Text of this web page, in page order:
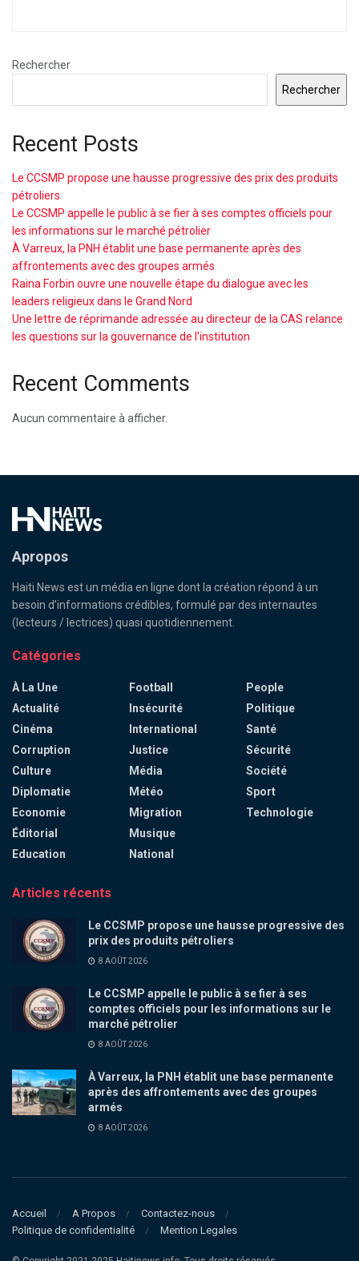
Rechercher
Rechercher
Recent Posts
Le CCSMP propose une hausse progressive des prix des produits
pétroliers
Le CCSMP appelle le public à se fier à ses comptes officiels pour
les informations sur le marché pétrolier
À Varreux, la PNH établit une base permanente après des
affrontements avec des groupes armés
Raina Forbin ouvre une nouvelle étape du dialogue avec les
leaders religieux dans le Grand Nord
Une lettre de réprimande adressée au directeur de la CAS relance
les questions sur la gouvernance de l’institution
Recent Comments
Aucun commentaire à afficher.
Apropos
Haiti News est un média en ligne dont la création répond à un
besoin d’informations crédibles, formulé par des internautes
(lecteurs / lectrices) quasi quotidiennement.
Catégories
À La Une
Actualité
Cinéma
Corruption
Culture
Diplomatie
Economie
Éditorial
Education
Football
Insécurité
International
Justice
Média
Météo
Migration
Musique
National
People
Politique
Santé
Sécurité
Société
Sport
Technologie
Articles récents
Le CCSMP propose une hausse progressive des
prix des produits pétroliers
8 AOÛT 2026
Le CCSMP appelle le public à se fier à ses
comptes officiels pour les informations sur le
marché pétrolier
8 AOÛT 2026
À Varreux, la PNH établit une base permanente
après des affrontements avec des groupes
armés
8 AOÛT 2026
Accueil A Propos
Contactez-nous
Politique de confidentialité
Mention Legales